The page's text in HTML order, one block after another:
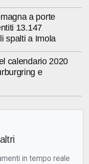
a porte
13.147
spalti a Imola
calendario 2020
e
in tempo reale